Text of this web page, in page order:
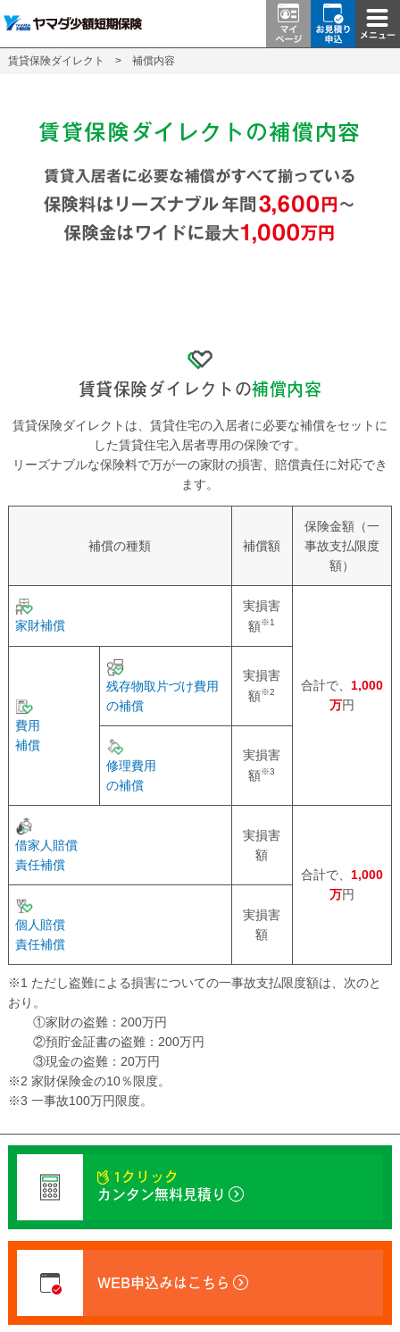
賃貸保険ダイレクト > 補償内容
賃貸保険ダイレクトの補償内容
賃貸保険ダイレクトは、賃貸住宅の入居者に必要な補償をセットに
した賃貸住宅入居者専用の保険です。
リーズナブルな保険料で万が一の家財の損害、賠償責任に対応でき
ます。
補償の種類 補償額
保険金額（一
事故支払限度
額）
家財補償
実損害
額※1
合計で、 1,000
万円
費用
補償
残存物取片づけ費用
の補償
実損害
額※2
修理費用
の補償
実損害
額※3
借家人賠償
責任補償
実損害
額
合計で、 1,000
万円
個人賠償
責任補償
実損害
額
※1 ただし盗難による損害についての一事故支払限度額は、次のと
おり。
①家財の盗難：200万円
②預貯金証書の盗難：200万円
③現金の盗難：20万円
※2 家財保険金の10％限度。
※3 一事故100万円限度。
1クリック
カンタン無料見積り
WEB申込みはこちら